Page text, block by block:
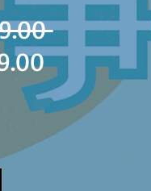
一
般
價
格
促
銷
價